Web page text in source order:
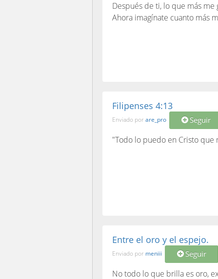
Después de ti, lo que más me
Ahora imagínate cuanto más
Filipenses 4:13
Enviado por are_pro Seguir
"Todo lo puedo en Cristo que
Entre el oro y el espejo.
Enviado por meniii Seguir
No todo lo que brilla es oro,